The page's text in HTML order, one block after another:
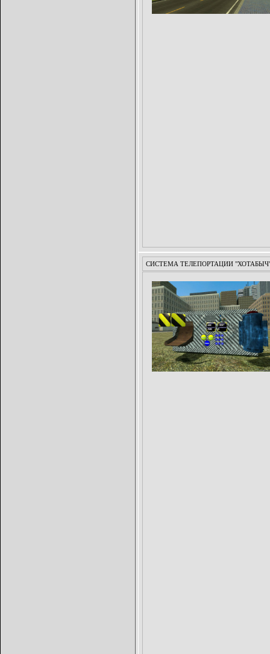
СИСТЕМА ТЕЛЕПОРТАЦИИ